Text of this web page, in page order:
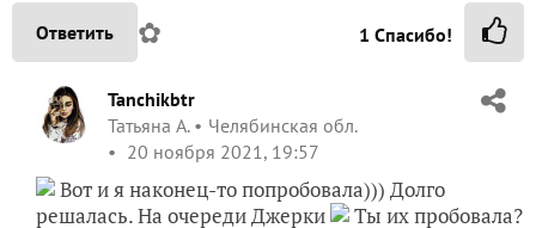
Ответить ✿ 1 Спасибо!
Tanchikbtr
Татьяна А.
Челябинская обл.
20 ноября 2021, 19:57
Вот и я наконец-то попробовала))) Долго
решалась. На очереди Джерки
Ты их пробовала?